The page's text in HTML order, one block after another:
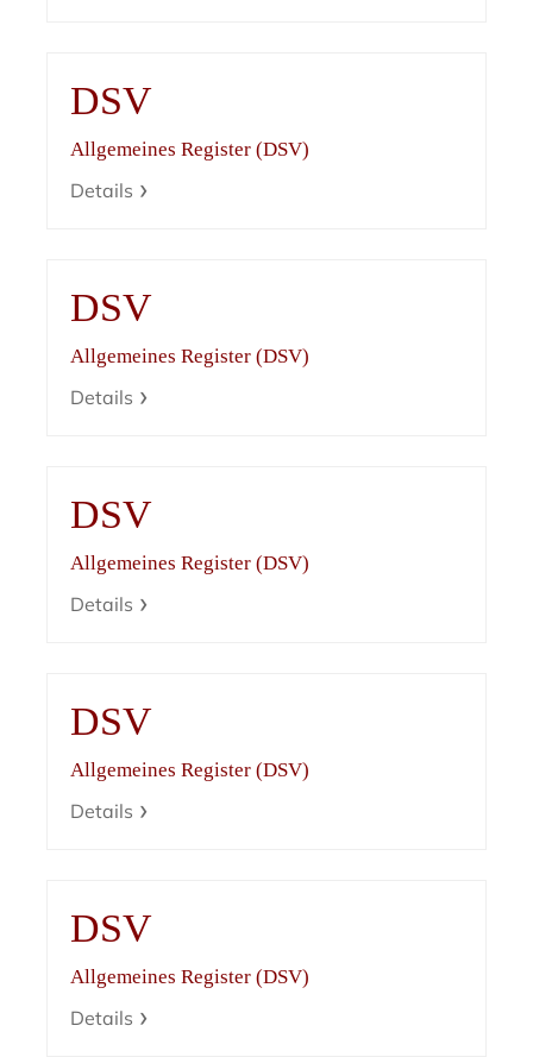
DSV
Allgemeines Register (DSV)
Details
DSV
Allgemeines Register (DSV)
Details
DSV
Allgemeines Register (DSV)
Details
DSV
Allgemeines Register (DSV)
Details
DSV
Allgemeines Register (DSV)
Details